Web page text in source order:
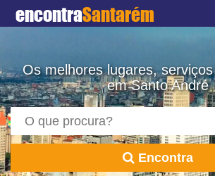
encontraSantarém
Os melhores lugares,
em Santo André
Encontra